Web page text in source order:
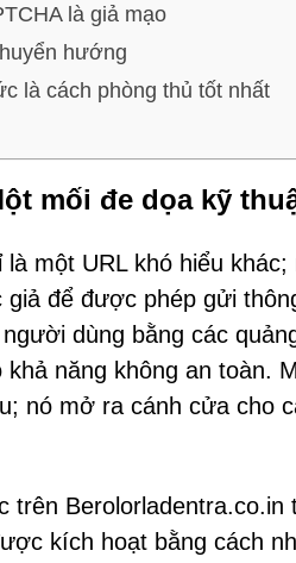
là giả mạo
hướng
là cách phòng thủ tốt nhất
mối đe dọa kỹ
là một URL khó hiểu
để được phép gửi
dùng bằng các
năng không an toàn.
nó mở ra cánh cửa cho
kích hoạt bằng cách